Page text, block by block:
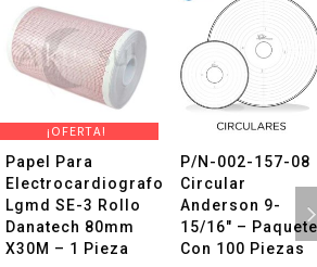
¡OFERTA!
Papel Para
Electrocardiografo
Lgmd SE-3 Rollo
Danatech 80mm
X30M – 1 Pieza
P/N-002-157-08
Circular
Anderson 9-
15/16″ – Paquete
Con 100 Piezas